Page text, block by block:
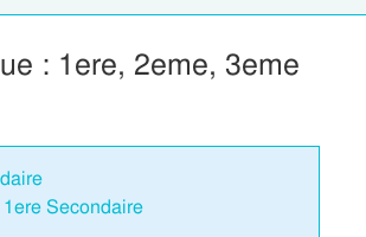
: 1ere, 2eme, 3eme
Secondaire